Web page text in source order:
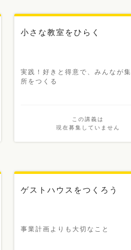
小さな教室をひらく
実践！好きと得意で、みんなが
所をつくる
この講義は
現在募集していません
ゲストハウスをつくろう
事業計画よりも大切なこと